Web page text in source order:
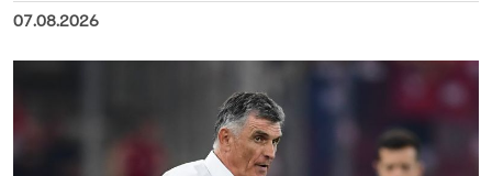
07.08.2026